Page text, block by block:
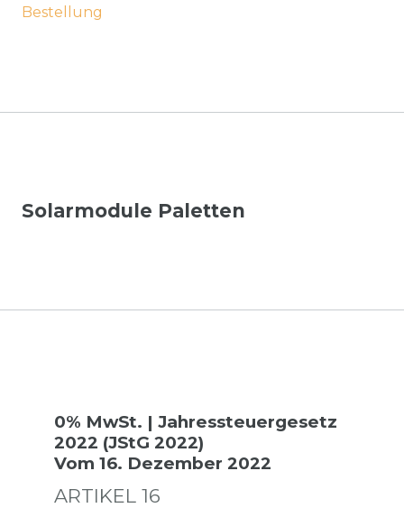
Bestellung
Solarmodule Paletten
0% MwSt. | Jahressteuergesetz
2022 (JStG 2022)
Vom 16. Dezember 2022
ARTIKEL 16